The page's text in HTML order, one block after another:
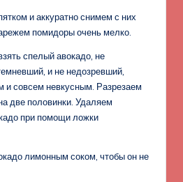
и аккуратно снимем с них
помидоры очень мелко.
спелый авокадо, не
и не недозревший,
и совсем невкусным. Разрезаем
две половинки. Удаляем
при помощи ложки
лимонным соком, чтобы он не